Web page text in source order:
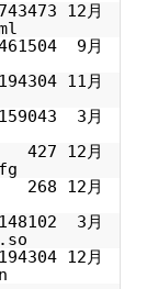
12月
9月
11月
3月
12月
12月
3月
12月